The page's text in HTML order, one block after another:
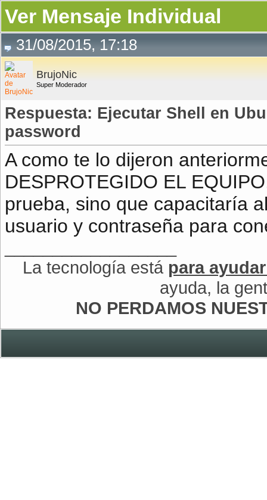
Ver Mensaje Individual
31/08/2015, 17:18
BrujoNic
Super Moderador
Respuesta: Ejecutar Shell en
password
A como te lo dijeron
DESPROTEGIDO EL
prueba, sino que capacitaría
usuario y contraseña para
La tecnología está para
ayuda, la
NO PERDAMOS